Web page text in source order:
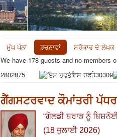
ਮੁੱਖ ਪੰਨਾ ਰਚਨਾਵਾਂ ਸਰੋਕਾਰ ਦੇ ਲੇਖਕ
We have 178 guests and no members
2802875
ਇਸ ਹਫਤੇ30309
ਗੈਂਗਸਟਰਵਾਦ ਕੌਮਾਂਤਰੀ
“ਗੋਲਡੀ ਬਰਾੜ ਨੂੰ
(18 ਜੁਲਾਈ 2026)